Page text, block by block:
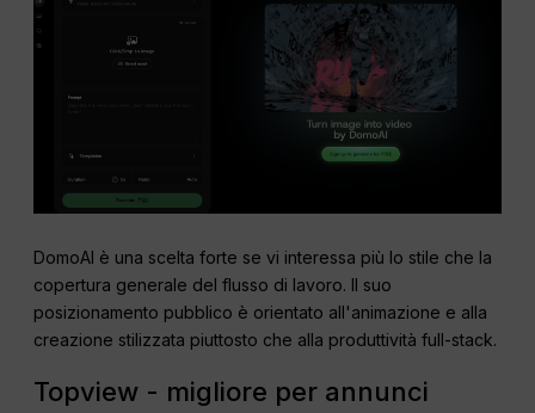
DomoAI è una scelta forte se vi interessa più lo stile che la
copertura generale del flusso di lavoro. Il suo
posizionamento pubblico è orientato all'animazione e alla
creazione stilizzata piuttosto che alla produttività full-stack.
Topview - migliore per annunci